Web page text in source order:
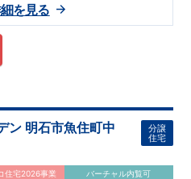
を見る
ン 明石市魚住町中
分譲
住宅
住宅2026事業 バーチャル内覧可